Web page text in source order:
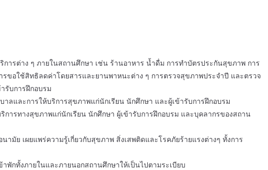
ารต่าง ๆ ภายในสถานศึกษา เช่น ร้านอาหาร น้ำดื่ม การทำบัตรประกันสุขภาพ การ
ขอใช้สิทธิลดค่าโดยสารและยานพาหนะต่าง ๆ การตรวจสุขภาพประจำปี และตรวจ
รับการฝึกอบรม
ลและการให้บริการสุขภาพแก่นักเรียน นักศึกษา และผู้เข้ารับการฝึกอบรม
การทางสุขภาพแก่นักเรียน นักศึกษา ผู้เข้ารับการฝึกอบรม และบุคลากรของสถาน
มัย เผยแพร่ความรู้เกี่ยวกับสุขภาพ สิ่งเสพติดและโรคภัยร้ายแรงต่างๆ ทั้งการ
พักทั้งภายในและภายนอกสถานศึกษาให้เป็นไปตามระเบียบ